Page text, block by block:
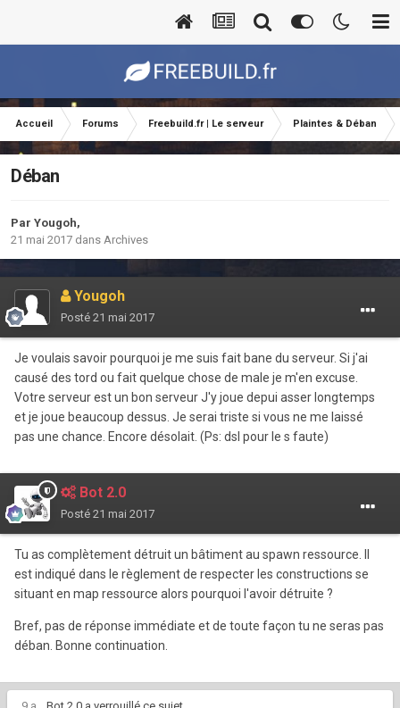
Accueil Forums Freebuild.fr | Le serveur Plaintes & Déban
Déban
Par Yougoh,
21 mai 2017 dans Archives
Yougoh
Posté 21 mai 2017
Je voulais savoir pourquoi je me suis fait bane du serveur. Si j'ai
causé des tord ou fait quelque chose de male je m'en excuse.
Votre serveur est un bon serveur J'y joue depui asser longtemps
et je joue beaucoup dessus. Je serai triste si vous ne me laissé
pas une chance. Encore désolait. (Ps: dsl pour le s faute)
Bot 2.0
Posté 21 mai 2017
Tu as complètement détruit un bâtiment au spawn ressource. Il
est indiqué dans le règlement de respecter les constructions se
situant en map ressource alors pourquoi l'avoir détruite ?
Bref, pas de réponse immédiate et de toute façon tu ne seras pas
déban. Bonne continuation.